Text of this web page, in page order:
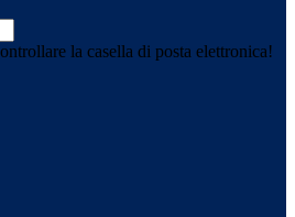
la casella di posta elettronica!